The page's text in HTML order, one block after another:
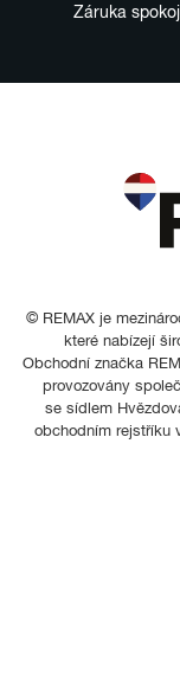
Záruka
© REMAX je
které nabízejí
Obchodní značka
provozovány
se sídlem
obchodním rejstříku